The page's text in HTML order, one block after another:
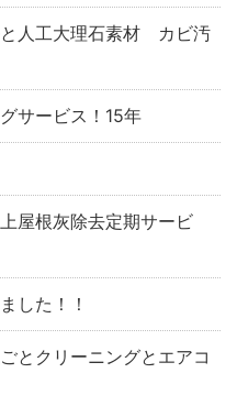
人工大理石素材 カビ汚
サービス！15年
屋根灰除去定期サービ
した！！
とクリーニングとエアコ